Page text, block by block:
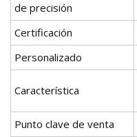
de precisión
Certificación
Personalizado
Característica
Punto clave de venta